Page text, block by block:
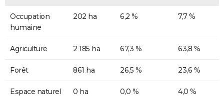
Occupation
humaine
202 ha 6,2 % 7,7 %
Agriculture 2 185 ha 67,3 % 63,8 %
Forêt 861 ha 26,5 % 23,6 %
Espace naturel 0 ha 0,0 % 4,0 %